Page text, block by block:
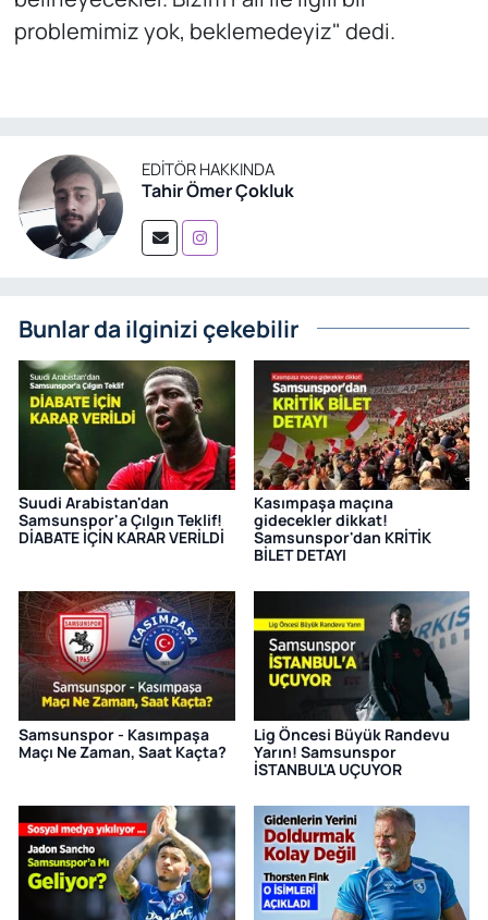
problemimiz yok, beklemedeyiz" dedi.
EDITÖR HAKKINDA
Tahir Ömer Çokluk
Bunlar da ilginizi çekebilir
Suudi Arabistan'dan
Samsunspor'a Çılgın Teklif!
DİABATE İÇİN KARAR VERİLDİ
Kasımpaşa maçına
gidecekler dikkat!
Samsunspor'dan KRİTİK
BİLET DETAYI
Samsunspor - Kasımpaşa
Maçı Ne Zaman, Saat Kaçta?
Lig Öncesi Büyük Randevu
Yarın! Samsunspor
İSTANBUL'A UÇUYOR